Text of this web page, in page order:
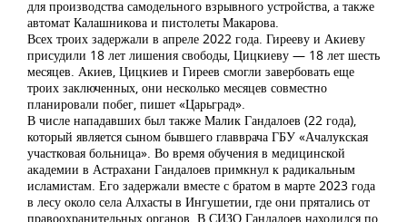
для производства самодельного взрывного устройства, а также
автомат Калашникова и пистолеты Макарова.
Всех троих задержали в апреле 2022 года. Гирееву и Акиеву
присудили 18 лет лишения свободы, Цицкиеву — 18 лет шесть
месяцев. Акиев, Цицкиев и Гиреев смогли завербовать еще
троих заключенных, они несколько месяцев совместно
планировали побег, пишет «Царьград».
В числе нападавших был также Малик Гандалоев (22 года),
который является сыном бывшего главврача ГБУ «Ачалукская
участковая больница». Во время обучения в медицинской
академии в Астрахани Гандалоев примкнул к радикальным
исламистам. Его задержали вместе с братом в марте 2023 года
в лесу около села Алхасты в Ингушетии, где они прятались от
правоохранительных органов. В СИЗО Гандалоев находился по